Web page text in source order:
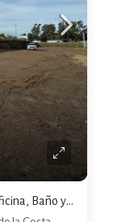
Amplio Galpón de 510 m² en venta con Oficina, Baño y cocina